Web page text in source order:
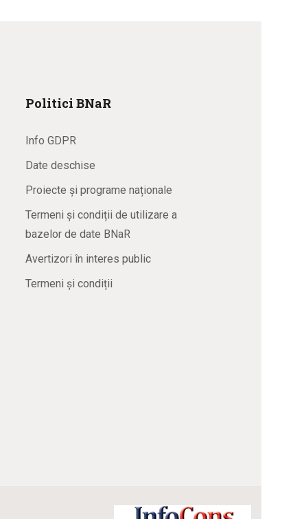
Politici BNaR
Info GDPR
Date deschise
Proiecte și programe naționale
Termeni și condiții de utilizare a
bazelor de date BNaR
Avertizori în interes public
Termeni și condiții